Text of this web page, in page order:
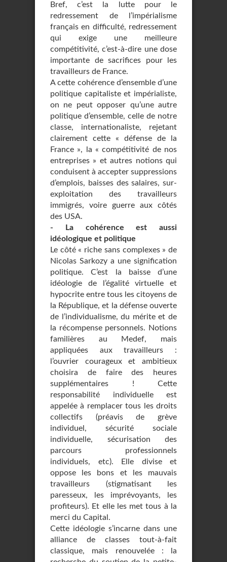
Bref, c’est la lutte pour le
redressement de l’impérialisme
français en difficulté, redressement
qui exige une meilleure
compétitivité, c’est-à-dire une dose
importante de sacrifices pour les
travailleurs de France.
A cette cohérence d’ensemble d’une
politique capitaliste et impérialiste,
on ne peut opposer qu’une autre
politique d’ensemble, celle de notre
classe, internationaliste, rejetant
clairement cette « défense de la
France », la « compétitivité de nos
entreprises » et autres notions qui
conduisent à accepter suppressions
d’emplois, baisses des salaires, sur-
exploitation des travailleurs
immigrés, voire guerre aux côtés
des USA.
- La cohérence est aussi
idéologique et politique
Le côté « riche sans complexes » de
Nicolas Sarkozy a une signification
politique. C’est la baisse d’une
idéologie de l’égalité virtuelle et
hypocrite entre tous les citoyens de
la République, et la défense ouverte
de l’individualisme, du mérite et de
la récompense personnels. Notions
familières au Medef, mais
appliquées aux travailleurs :
l’ouvrier courageux et ambitieux
choisira de faire des heures
supplémentaires ! Cette
responsabilité individuelle est
appelée à remplacer tous les droits
collectifs (préavis de grève
individuel, sécurité sociale
individuelle, sécurisation des
parcours professionnels
individuels, etc). Elle divise et
oppose les bons et les mauvais
travailleurs (stigmatisant les
paresseux, les imprévoyants, les
profiteurs). Et elle les met tous à la
merci du Capital.
Cette idéologie s’incarne dans une
alliance de classes tout-à-fait
classique, mais renouvelée : la